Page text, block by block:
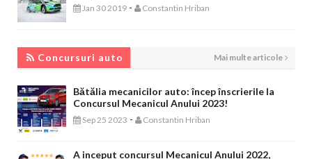
Jan 30 2019 - Constantin Hriban
Concursuri auto Mai multe articole
Bătălia mecanicilor auto: încep înscrierile la
Concursul Mecanicul Anului 2023!
Sep 25 2023 - Constantin Hriban
A inceput concursul Mecanicul Anului 2022,